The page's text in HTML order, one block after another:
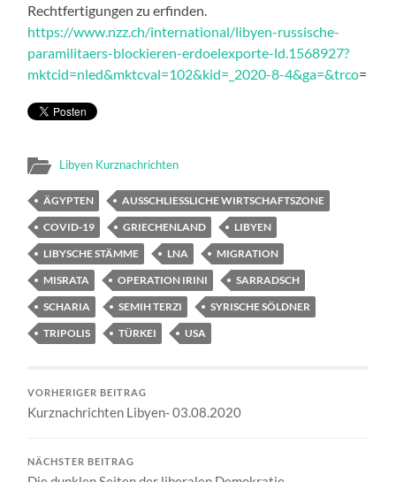
Rechtfertigungen zu erfinden.
https://www.nzz.ch/international/libyen-russische-
paramilitaers-blockieren-erdoelexporte-ld.1568927?
mktcid=nled&mktcval=102&kid=_2020-8-4&ga=&trco=
Libyen Kurznachrichten
ÄGYPTEN
AUSSCHLIESSLICHE WIRTSCHAFTSZONE
COVID-19
GRIECHENLAND
LIBYEN
LIBYSCHE STÄMME
LNA
MIGRATION
MISRATA
OPERATION IRINI
SARRADSCH
SCHARIA
SEMIH TERZI
SYRISCHE SÖLDNER
TRIPOLIS
TÜRKEI USA
VORHERIGER BEITRAG
Kurznachrichten Libyen- 03.08.2020
NÄCHSTER BEITRAG